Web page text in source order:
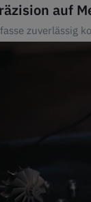
auf
zuverlässig